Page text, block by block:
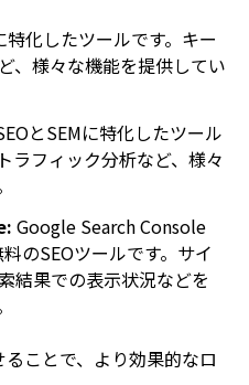
特化したツールです。キー
、様々な機能を提供してい
とSEMに特化したツール
ラフィック分析など、様々
Google Search Console
のSEOツールです。サイ
結果での表示状況などを
ことで、より効果的なロ